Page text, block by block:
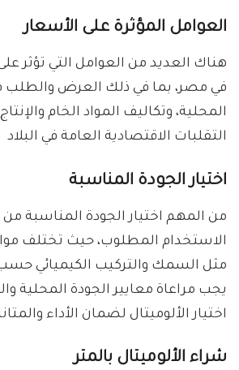
العوامل المؤثرة على الأسعار
هناك العديد من العوامل التي تؤثر
في مصر، بما في ذلك العرض والطلب
المحلية، وتكاليف المواد الخام
التقلبات الاقتصادية العامة في البلاد
اختيار الجودة المناسبة
من المهم اختيار الجودة المناسبة
الاستخدام المطلوب، حيث تختلف
مثل السمك والتركيب الكيميائي
يجب مراعاة معايير الجودة المحلية
اختيار الألوميتال لضمان الأداء
شراء الألوميتال بالمتر